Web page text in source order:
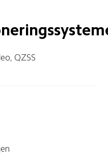
QZSS